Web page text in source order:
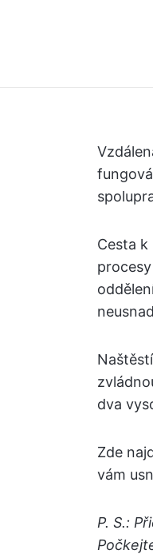
Cesta
dva
Zde
vám
P. S.: